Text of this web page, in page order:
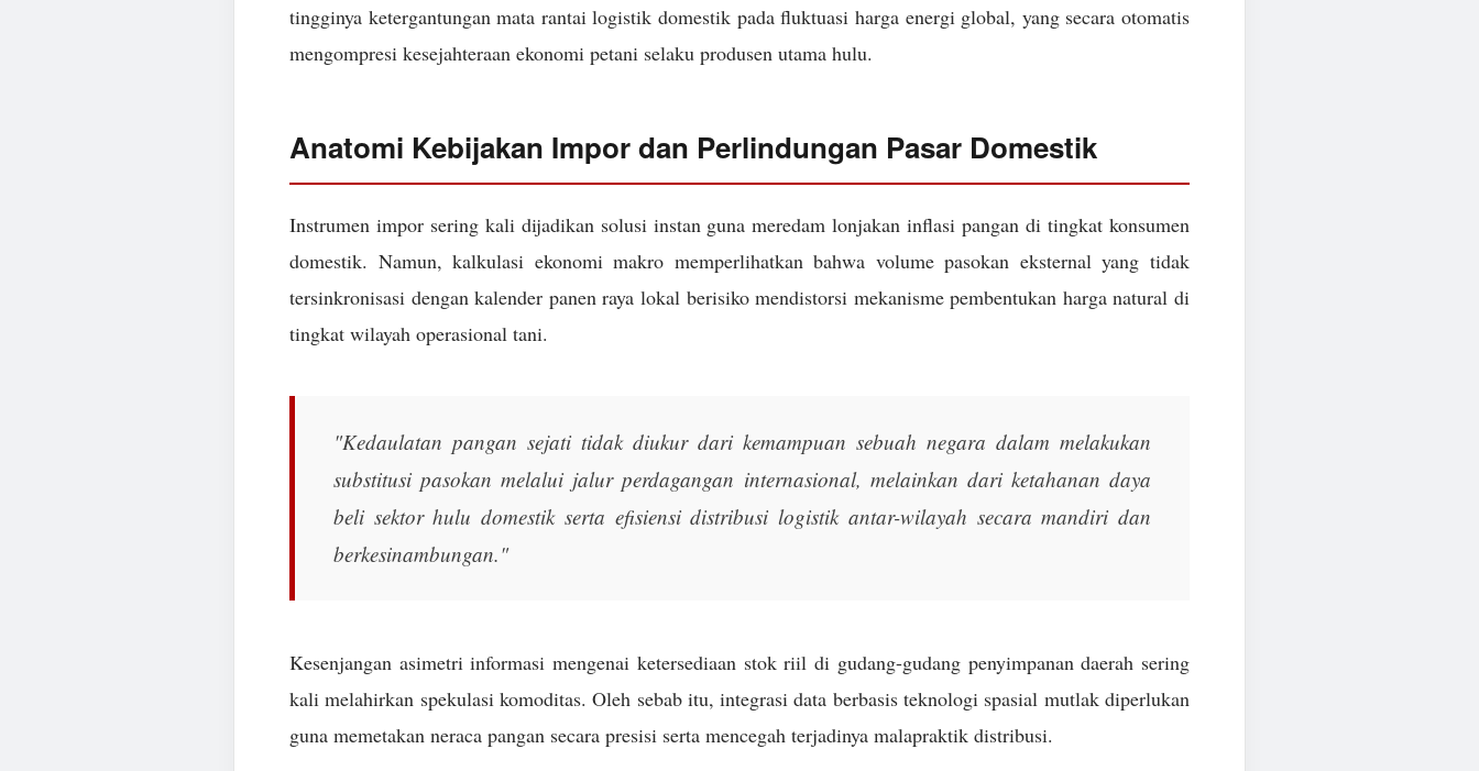
tingginya ketergantungan mata rantai logistik domestik pada fluktuasi harga energi global, yang secara otomatis
mengompresi kesejahteraan ekonomi petani selaku produsen utama hulu.
Anatomi Kebijakan Impor dan Perlindungan Pasar Domestik
Instrumen impor sering kali dijadikan solusi instan guna meredam lonjakan inflasi pangan di tingkat konsumen
domestik. Namun, kalkulasi ekonomi makro memperlihatkan bahwa volume pasokan eksternal yang tidak
tersinkronisasi dengan kalender panen raya lokal berisiko mendistorsi mekanisme pembentukan harga natural di
tingkat wilayah operasional tani.
"Kedaulatan pangan sejati tidak diukur dari kemampuan sebuah negara dalam melakukan
substitusi pasokan melalui jalur perdagangan internasional, melainkan dari ketahanan daya
beli sektor hulu domestik serta efisiensi distribusi logistik antar-wilayah secara mandiri dan
berkesinambungan."
Kesenjangan asimetri informasi mengenai ketersediaan stok riil di gudang-gudang penyimpanan daerah sering
kali melahirkan spekulasi komoditas. Oleh sebab itu, integrasi data berbasis teknologi spasial mutlak diperlukan
guna memetakan neraca pangan secara presisi serta mencegah terjadinya malapraktik distribusi.